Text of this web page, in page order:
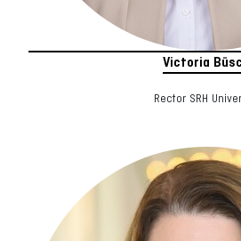
Victoria
Rector SRH